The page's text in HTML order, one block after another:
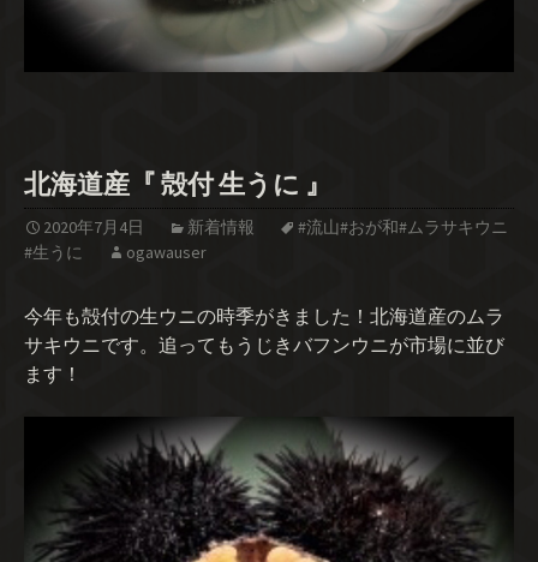
北海道産『 殻付 生うに 』
2020年7月4日 新着情報
#流山#おが和#ムラサキウニ
#生うに
ogawauser
今年も殻付の生ウニの時季がきました！北海道産のムラ
サキウニです。追ってもうじきバフンウニが市場に並び
ます！